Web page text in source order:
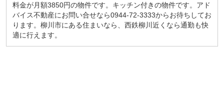
料金が月額3850円の物件です。キッチン付きの物件です。アド
バイス不動産にお問い合せなら0944-72-3333からお待ちしてお
ります。柳川市にある住まいなら、西鉄柳川近くなら通勤も快
適に行えます。